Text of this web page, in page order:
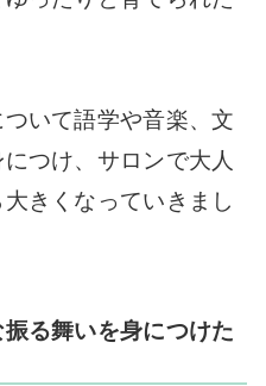
いて語学や音楽、文
つけ、サロンで大人
きくなっていきまし
振る舞いを身につけた